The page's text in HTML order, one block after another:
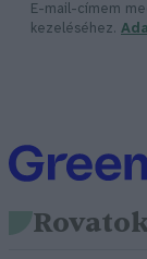
E-mail-címem
kezeléséhez.